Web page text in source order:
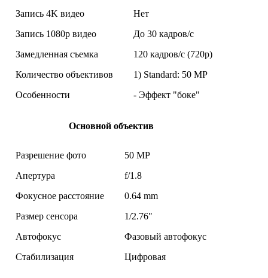
Запись 4K видео
Нет
Запись 1080p видео
До 30 кадров/с
Замедленная съемка
120 кадров/с (720p)
Количество объективов
1) Standard: 50 MP
Особенности
- Эффект "боке"
Основной объектив
Разрешение фото
50 MP
Апертура
f/1.8
Фокусное расстояние
0.64 mm
Размер сенсора
1/2.76"
Автофокус
Фазовый автофокус
Стабилизация
Цифровая